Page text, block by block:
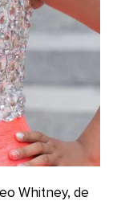
Whitney, de